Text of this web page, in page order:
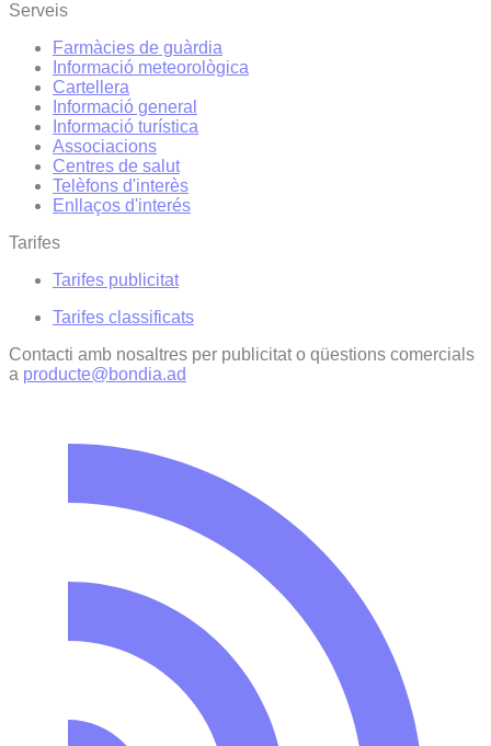
Serveis
Farmàcies de guàrdia
Informació meteorològica
Cartellera
Informació general
Informació turística
Associacions
Centres de salut
Telèfons d'interès
Enllaços d'interés
Tarifes
Tarifes publicitat
Tarifes classificats
Contacti amb nosaltres per publicitat o qüestions comercials
a producte@bondia.ad